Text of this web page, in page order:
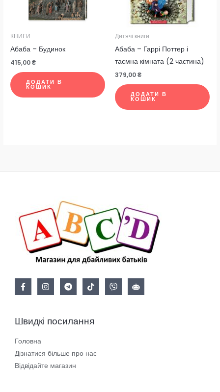
КНИГИ
Абаба – Будинок
415,00₴
ДОДАТИ В
КОШИК
Дитячі книги
Абаба – Гаррі Поттер і
таємна кімната (2 частина)
379,00₴
ДОДАТИ В
КОШИК
Швидкі посилання
Головна
Дізнатися більше про нас
Відвідайте магазин